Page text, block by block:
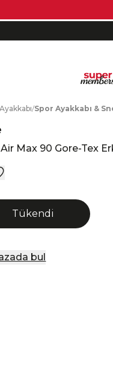
Ayakkabı/Spor Ayakkabı & S
Max 90 Gore-Tex
Tükendi
bul